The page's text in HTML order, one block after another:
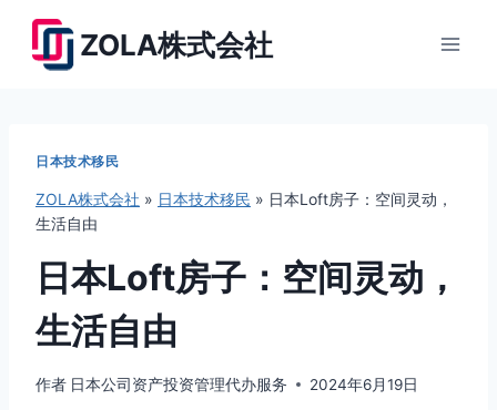
ZOLA株式会社
日本技术移民
ZOLA株式会社 » 日本技术移民 » 日本Loft房子：空间灵动，
生活自由
日本Loft房子：空间灵动，
生活自由
作者 日本公司资产投资管理代办服务 2024年6月19日